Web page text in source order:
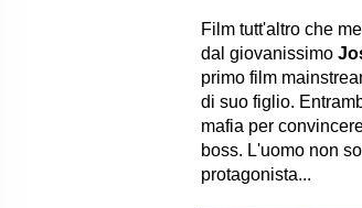
Film tutt'altro che
dal giovanissimo
primo film
di suo figlio.
mafia per
boss. L'uomo non
protagonista...